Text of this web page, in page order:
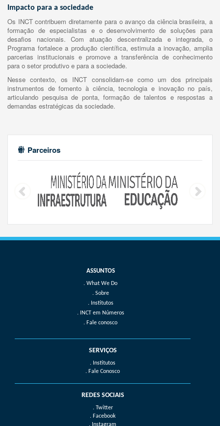
Impacto para a sociedade
Os INCT contribuem diretamente para o avanço da ciência brasileira, a
formação de especialistas e o desenvolvimento de soluções para
desafios nacionais. Com atuação descentralizada e integrada, o
Programa fortalece a produção científica, estimula a inovação, amplia
parcerias institucionais e promove a transferência de conhecimento
para o setor produtivo e para a sociedade.
Nesse contexto, os INCT consolidam-se como um dos principais
instrumentos de fomento à ciência, tecnologia e inovação no país,
articulando pesquisa de ponta, formação de talentos e respostas a
demandas estratégicas da sociedade.
Parceiros
What We Do
Sobre
Institutos
INCT em Números
Fale conosco
SERVIÇOS
. Institutos
. Fale Conosco
REDES SOCIAIS
. Twitter
. Facebook
. Instagram